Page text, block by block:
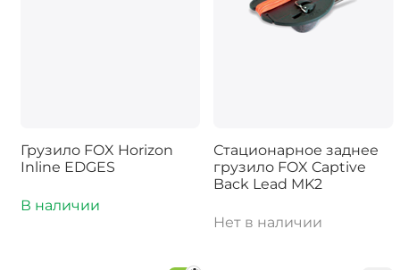
Грузило FOX Horizon
Inline EDGES
В наличии
Стационарное заднее
грузило FOX Captive
Back Lead MK2
Нет в наличии